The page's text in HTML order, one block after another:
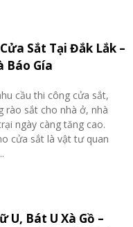
Sắt Tại Đắk Lắk –
Báo Gía
cầu thi công cửa sắt,
rào sắt cho nhà ở, nhà
ngày càng tăng cao.
cửa sắt là vật tư quan
U, Bát U Xà Gồ –